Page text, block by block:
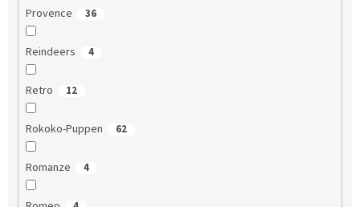
Provence 36
Reindeers 4
Retro 12
Rokoko-Puppen 62
Romanze 4